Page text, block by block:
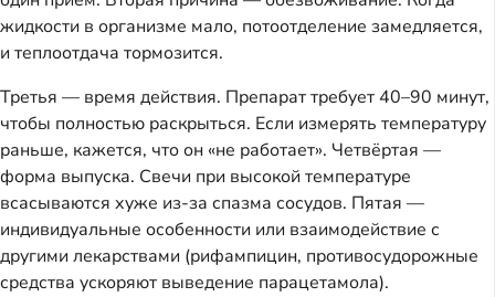
жидкости в организме мало, потоотделение замедляется,
и теплоотдача тормозится.
Третья — время действия. Препарат требует 40–90 минут,
чтобы полностью раскрыться. Если измерять температуру
раньше, кажется, что он «не работает». Четвёртая —
форма выпуска. Свечи при высокой температуре
всасываются хуже из-за спазма сосудов. Пятая —
индивидуальные особенности или взаимодействие с
другими лекарствами (рифампицин, противосудорожные
средства ускоряют выведение парацетамола).